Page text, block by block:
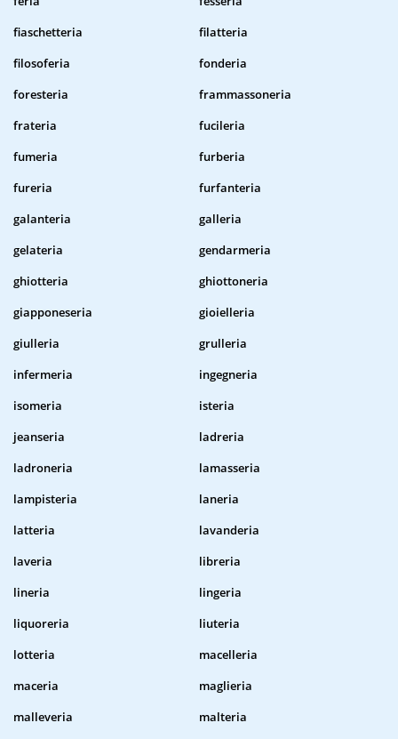
fiaschetteria
filatteria
filosoferia
fonderia
foresteria
frammassoneria
frateria
fucileria
fumeria
furberia
fureria
furfanteria
galanteria
galleria
gelateria
gendarmeria
ghiotteria
ghiottoneria
giapponeseria
gioielleria
giulleria
grulleria
infermeria
ingegneria
isomeria
isteria
jeanseria
ladreria
ladroneria
lamasseria
lampisteria
laneria
latteria
lavanderia
laveria
libreria
lineria
lingeria
liquoreria
liuteria
lotteria
macelleria
maceria
maglieria
malleveria
malteria